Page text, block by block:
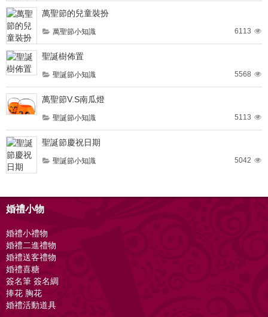
萬聖節的兒童裝扮
萬聖節小知識 6113
聖誕樹佈置
聖誕節小知識 5568
萬聖節V.S南瓜燈
聖誕節小知識 5113
聖誕節慶祝日期
聖誕節小知識 5042
婚禮小物
婚禮小禮物
婚禮二進禮物
婚禮送客禮物
婚禮喜糖
簽名筆 簽名綢
捧花 胸花
婚禮活動道具